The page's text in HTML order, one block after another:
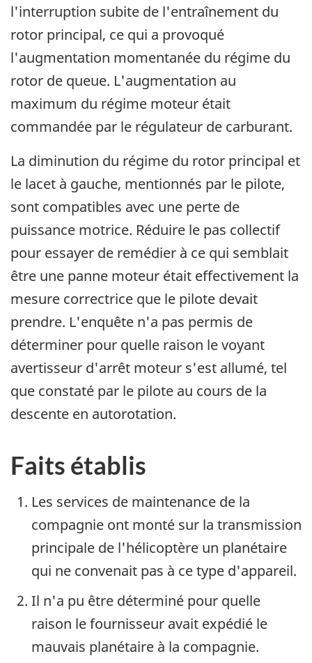
l'interruption subite de l'entraînement du
rotor principal, ce qui a provoqué
l'augmentation momentanée du régime du
rotor de queue. L'augmentation au
maximum du régime moteur était
commandée par le régulateur de carburant.
La diminution du régime du rotor principal et
le lacet à gauche, mentionnés par le pilote,
sont compatibles avec une perte de
puissance motrice. Réduire le pas collectif
pour essayer de remédier à ce qui semblait
être une panne moteur était effectivement la
mesure correctrice que le pilote devait
prendre. L'enquête n'a pas permis de
déterminer pour quelle raison le voyant
avertisseur d'arrêt moteur s'est allumé, tel
que constaté par le pilote au cours de la
descente en autorotation.
Faits établis
Les services de maintenance de la
compagnie ont monté sur la transmission
principale de l'hélicoptère un planétaire
qui ne convenait pas à ce type d'appareil.
Il n'a pu être déterminé pour quelle
raison le fournisseur avait expédié le
mauvais planétaire à la compagnie.